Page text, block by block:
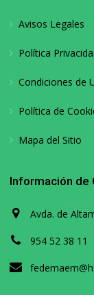
Avisos Legales
Política
Condiciones de
Política de
Mapa del Sitio
Información de
Avda. de
954 52 38 11